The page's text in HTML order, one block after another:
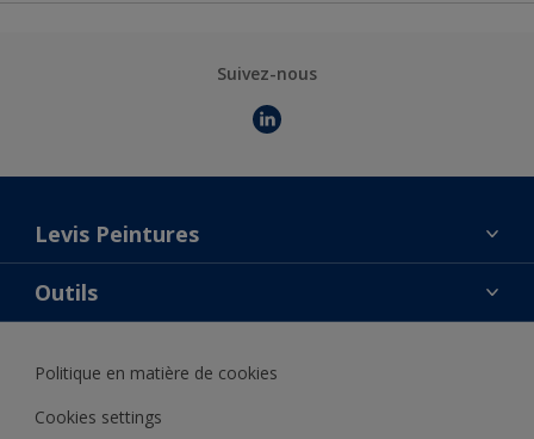
Suivez-nous
Levis Peintures
La marque
Contact
Trouver un produit
Outils
Notre catalogue
Politique en matière de cookies
Cookies settings